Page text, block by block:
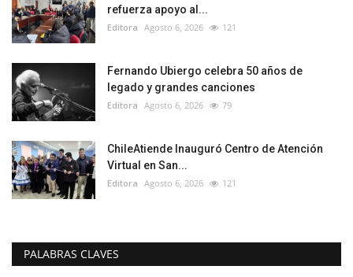
refuerza apoyo al...
Editora Agosto 6, 2026 121
Fernando Ubiergo celebra 50 años de
legado y grandes canciones
Editora Agosto 6, 2026 79
ChileAtiende Inauguró Centro de Atención
Virtual en San...
Editora Agosto 6, 2026 121
PALABRAS CLAVES